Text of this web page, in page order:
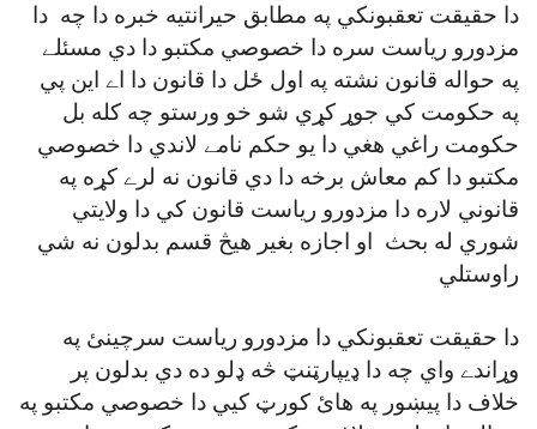
دا حقيقت تعقبونکي په مطابق حيرانتيه خبره دا چه دا
مزدورو رياست سره دا خصوصي مکتبو دا دي مسئلے
په حواله قانون نشته په اول ځل دا قانون دا اے اين پي
په حکومت کي جوړ کړي شو خو ورستو چه کله بل
حکومت راغي هغي دا يو حکم نامے لاندي دا خصوصي
مکتبو دا کم معاش برخه دا دي قانون نه لرے کړه په
قانوني لاره دا مزدورو رياست قانون کي دا ولايتي
شوري له بحث او اجازه بغير هيڅ قسم بدلون نه شي
راوستلي
دا حقيقت تعقبونکي دا مزدورو رياست سرچينئ په
وړاندے واي چه دا ډيپارټنټ څه ډلو ده دي بدلون پر
خلاف دا پيښور په هائ کورټ کيي دا خصوصي مکتبو په